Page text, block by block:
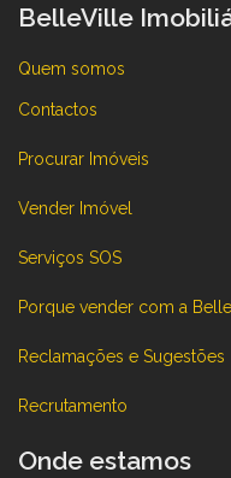
BelleVille
Quem somos
Contactos
Procurar Imóveis
Vender Imóvel
Serviços SOS
Porque vender com a
Reclamações e Sugestões
Recrutamento
Onde estamos